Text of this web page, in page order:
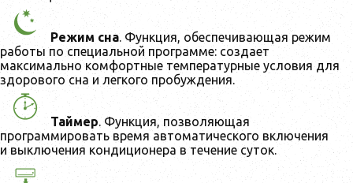
Режим сна . Функция, обеспечивающая режим
работы по специальной программе: создает
максимально комфортные температурные условия для
здорового сна и легкого пробуждения.
Таймер . Функция, позволяющая
программировать время автоматического включения
и выключения кондиционера в течение суток.